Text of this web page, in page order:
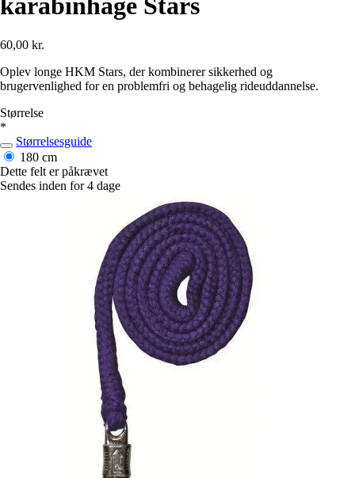
karabinhage Stars
60,00 kr.
Oplev longe HKM Stars, der kombinerer sikkerhed og
brugervenlighed for en problemfri og behagelig rideuddannelse.
Størrelse
*
Størrelsesguide
180 cm
Dette felt er påkrævet
Sendes inden for 4 dage